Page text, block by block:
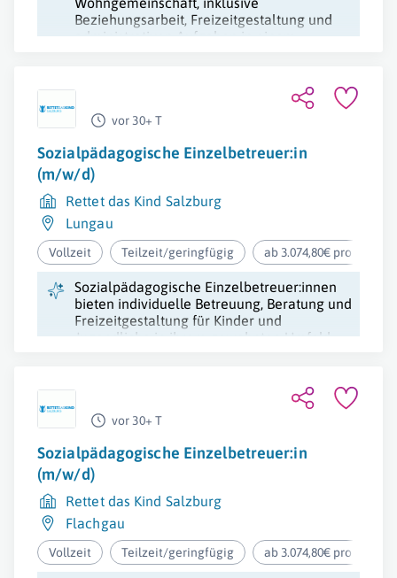
Beziehungsarbeit, Freizeitgestaltung und
administrativen Aufgaben in einem
vor 30+ T
Sozialpädagogische Einzelbetreuer:in
(m/w/d)
Rettet das Kind Salzburg
Lungau
Vollzeit Teilzeit/geringfügig ab 3.074,80€ pro Monat
Sozialpädagogische Einzelbetreuer:innen
bieten individuelle Betreuung, Beratung und
Freizeitgestaltung für Kinder und
Jugendliche in ihrem gewohnten Umfeld,
vor 30+ T
Sozialpädagogische Einzelbetreuer:in
(m/w/d)
Rettet das Kind Salzburg
Flachgau
Vollzeit Teilzeit/geringfügig ab 3.074,80€ pro Monat